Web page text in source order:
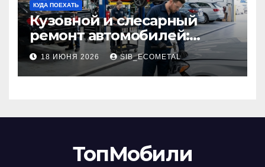
КУДА ПОЕХАТЬ
Кузовной и слесарный
ремонт автомобилей:
наличие оригинальных
запчастей производителя
и сроки выполнения работ
18 ИЮНЯ 2026 SIB_ECOMETAL
ТопМобили